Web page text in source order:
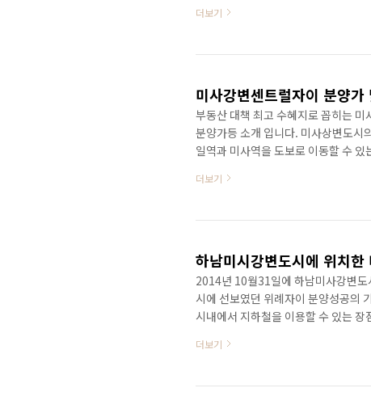
21일(금) 하남미사강변도시의 미사
가능 인근에 이마트하남점 위치, 망
더보기
부동산 대책 최고 수혜지로 꼽히는
분양가등 소개 입니다. 미사상변도시
일역과 미사역을 도보로 이동할 수
을 수 있습니다. 미사강변센트럴의 모
사거리 지나 약80M 이동 위 주소로
더보기
2014년 10월31일에 하남미사강변
시에 선보였던 위례자이 분양성공의
시내에서 지하철을 이용할 수 있는
5호선 연장선 강일역과 미사역을 도
다. 청약일정 및 장소 / 청약예금의
더보기